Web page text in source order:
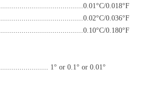
0.018°F
0.036°F
0.180°F
1° or 0.1° or 0.01°